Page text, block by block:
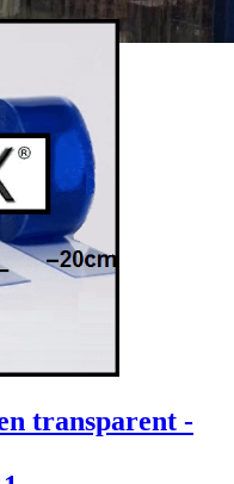
transparent -